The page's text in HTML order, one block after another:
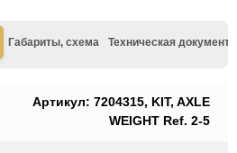
Габариты, схема Техническая
Артикул: 7204315, KIT, AXLE
WEIGHT Ref. 2-5